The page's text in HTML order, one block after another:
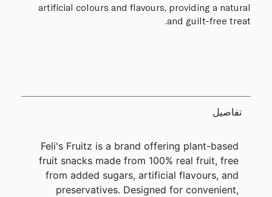
artificial colours and flavours, providing a natural
and guilt-free treat.
تفاصيل
Feli's Fruitz is a brand offering plant-based
fruit snacks made from 100% real fruit, free
from added sugars, artificial flavours, and
preservatives. Designed for convenient,